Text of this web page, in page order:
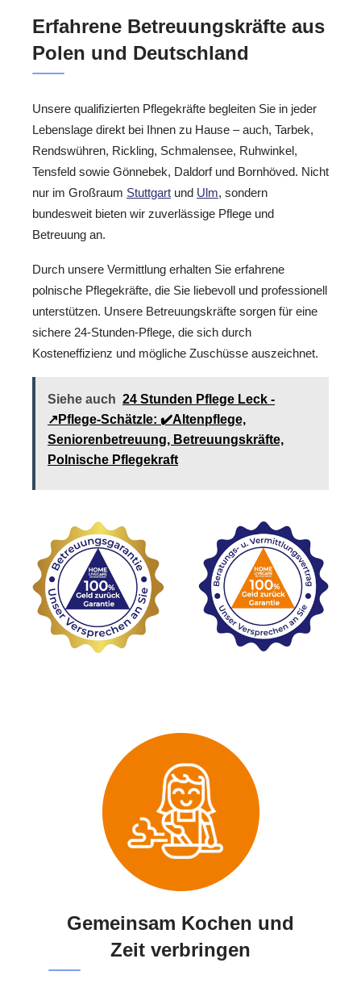
Erfahrene Betreuungskräfte aus
Polen und Deutschland
Unsere qualifizierten Pflegekräfte begleiten Sie in jeder
Lebenslage direkt bei Ihnen zu Hause – auch, Tarbek,
Rendswühren, Rickling, Schmalensee, Ruhwinkel,
Tensfeld sowie Gönnebek, Daldorf und Bornhöved. Nicht
nur im Großraum Stuttgart und Ulm, sondern
bundesweit bieten wir zuverlässige Pflege und
Betreuung an.
Durch unsere Vermittlung erhalten Sie erfahrene
polnische Pflegekräfte, die Sie liebevoll und professionell
unterstützen. Unsere Betreuungskräfte sorgen für eine
sichere 24-Stunden-Pflege, die sich durch
Kosteneffizienz und mögliche Zuschüsse auszeichnet.
Siehe auch 24 Stunden Pflege Leck -
↗️Pflege-Schätzle: ✔️Altenpflege,
Seniorenbetreuung, Betreuungskräfte,
Polnische Pflegekraft
Gemeinsam Kochen und
Zeit verbringen